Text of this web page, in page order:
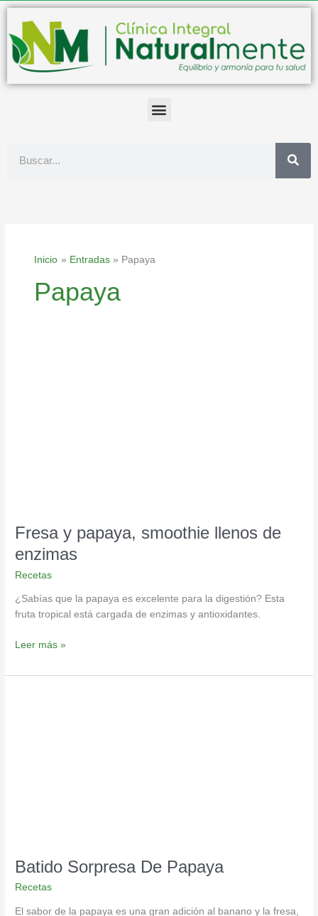
contenido
Inicio Entradas Papaya
Papaya
Fresa y papaya, smoothie llenos de
enzimas
Recetas
¿Sabías que la papaya es excelente para la digestión? Esta
fruta tropical está cargada de enzimas y antioxidantes.
Leer más »
Batido Sorpresa De Papaya
Recetas
El sabor de la papaya es una gran adición al banano y la fresa,